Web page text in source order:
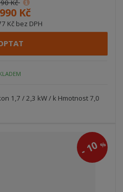
Kč
Kč
Kč bez DPH
1,7 / 2,3 kW / k Hmotnost 7,0
-10%